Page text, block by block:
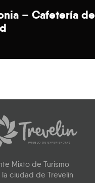
– Cafetería de
Mixto de Turismo
ciudad de Trevelin